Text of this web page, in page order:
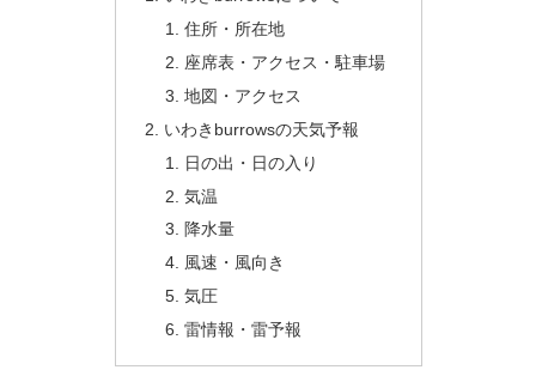
住所・所在地
座席表・アクセス・駐車場
地図・アクセス
いわきburrowsの天気予報
日の出・日の入り
気温
降水量
風速・風向き
気圧
雷情報・雷予報